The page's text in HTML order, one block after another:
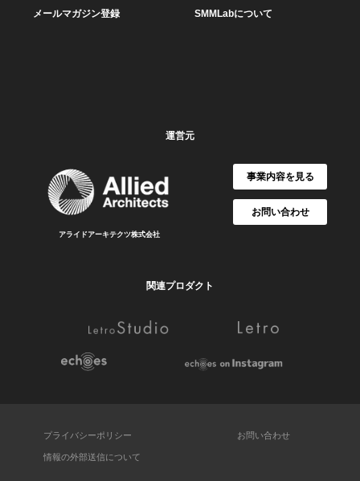
メールマガジン登録 SMMLabについて
運営元
アライドアーキテクツ株式会社
事業内容を見る
お問い合わせ
関連プロダクト
プライバシーポリシー お問い合わせ
情報の外部送信について